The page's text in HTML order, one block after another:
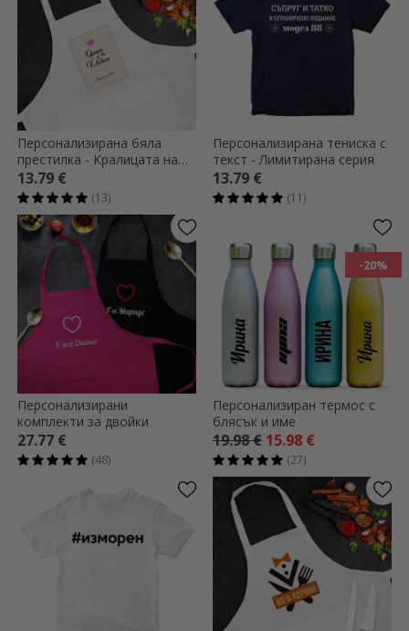
Персонализирана бяла
престилка - Кралицата на
кухнята
13.79 €
(13)
Персонализирана тениска с
текст - Лимитирана серия
13.79 €
(11)
Персонализирани
комплекти за двойки
27.77 €
(48)
-20%
Персонализиран термос с
блясък и име
19.98 € 15.98 €
(27)